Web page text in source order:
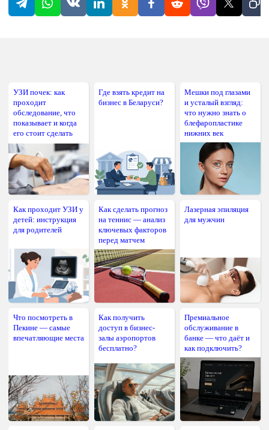
УЗИ почек: как
проходит
обследование, что
показывает и когда
его стоит сделать
Где взять кредит на
бизнес в Беларуси?
Мешки под глазами
и усталый взгляд:
что нужно знать о
блефаропластике
нижних век
Как проходит УЗИ у
детей: инструкция
для родителей
Как сделать прогноз
на теннис — анализ
ключевых факторов
перед матчем
Лазерная эпиляция
для мужчин
Что посмотреть в
Пекине — самые
впечатляющие места
Как получить
доступ в бизнес-
залы аэропортов
бесплатно?
Премиальное
обслуживание в
банке — что даёт и
как подключить?